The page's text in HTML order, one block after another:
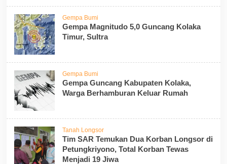
Gempa Bumi
Gempa Magnitudo 5,0 Guncang Kolaka
Timur, Sultra
Gempa Bumi
Gempa Guncang Kabupaten Kolaka,
Warga Berhamburan Keluar Rumah
Tanah Longsor
Tim SAR Temukan Dua Korban Longsor di
Petungkriyono, Total Korban Tewas
Menjadi 19 Jiwa